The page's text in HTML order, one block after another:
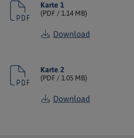
Karte 1
(PDF / 1.14 MB)
Download
Karte 2
(PDF / 1.05 MB)
Download